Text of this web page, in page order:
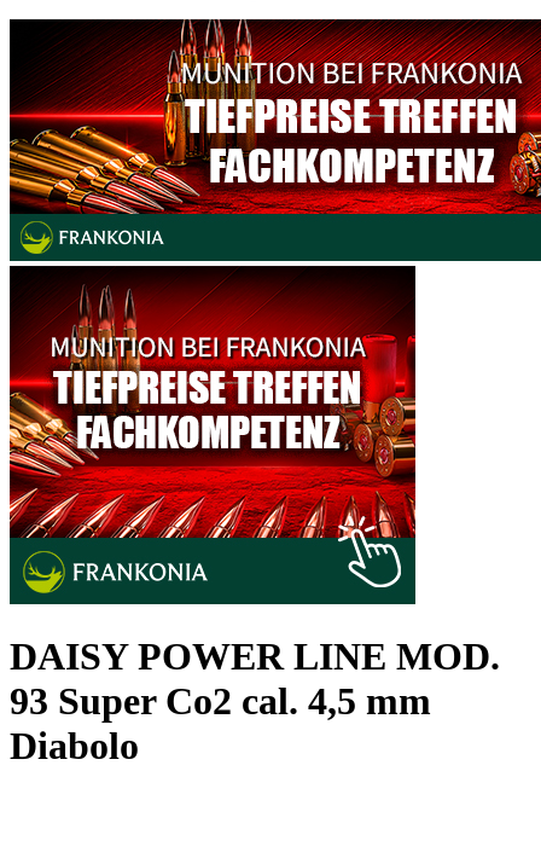
DAISY POWER LINE MOD.
93 Super Co2 cal. 4,5 mm
Diabolo